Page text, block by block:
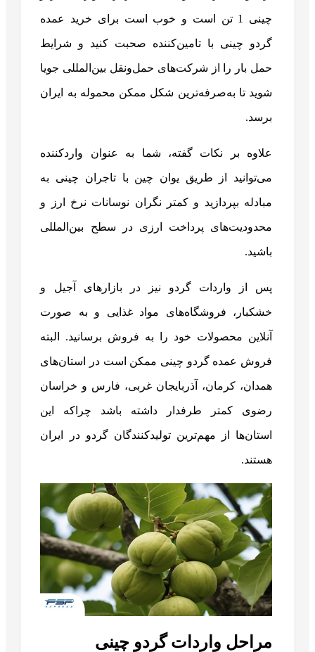
چینی 1 تن است و خوب است برای خرید عمده
گردو چینی با تامین‌کننده صحبت کنید و شرایط
حمل بار را از شرکت‌های حمل‌ونقل بین‌المللی جویا
شوید تا به‌صرفه‌ترین شکل ممکن محموله به ایران
برسد.
علاوه بر نکات گفته، شما به عنوان واردکننده
می‌توانید از طریق یوان چین با تاجران چینی به
مبادله بپردازید و کمتر نگران نوسانات نرخ ارز و
محدودیت‌های پرداخت ارزی در سطح بین‌المللی
باشید.
پس از واردات گردو نیز در بازارهای آجیل و
خشکبار، فروشگاه‌های مواد غذایی و به صورت
آنلاین محصولات خود را به فروش برسانید. البته
فروش عمده گردو چینی ممکن است در استان‌های
همدان، کرمان، آذربایجان غربی، فارس و خراسان
رضوی کمتر طرفدار داشته باشد چراکه این
استان‌ها از مهم‌ترین تولیدکنندگان گردو در ایران
هستند.
مراحل واردات گردو چینی